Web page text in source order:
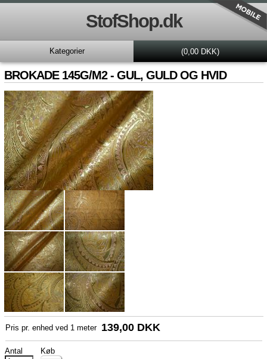
StofShop.dk
Kategorier (0,00 DKK)
BROKADE 145G/M2 - GUL, GULD OG HVID
Pris pr. enhed ved 1 meter 139,00 DKK
Antal Køb